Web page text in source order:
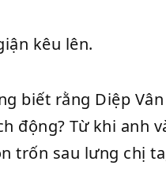
kêu lên.
biết rằng Diệp
động? Từ khi anh
trốn sau lưng chị